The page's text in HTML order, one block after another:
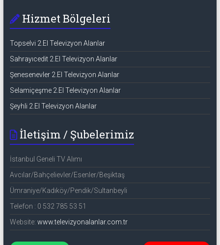
Hizmet Bölgeleri
Topselvi 2.El Televizyon Alanlar
Sahrayıcedit 2.El Televizyon Alanlar
Şenesenevler 2.El Televizyon Alanlar
Selamiçeşme 2.El Televizyon Alanlar
Şeyhli 2.El Televizyon Alanlar
İletişim / Şubelerimiz
İstanbul Geneli TV Alımı
Avcılar/Bahçelievler/Esenler/Beşiktaş
Ümraniye/Kadıköy/Pendik/Sultanbeyli
Telefon : 0 532 785 53 51
Website: www.televizyonalanlar.com.tr